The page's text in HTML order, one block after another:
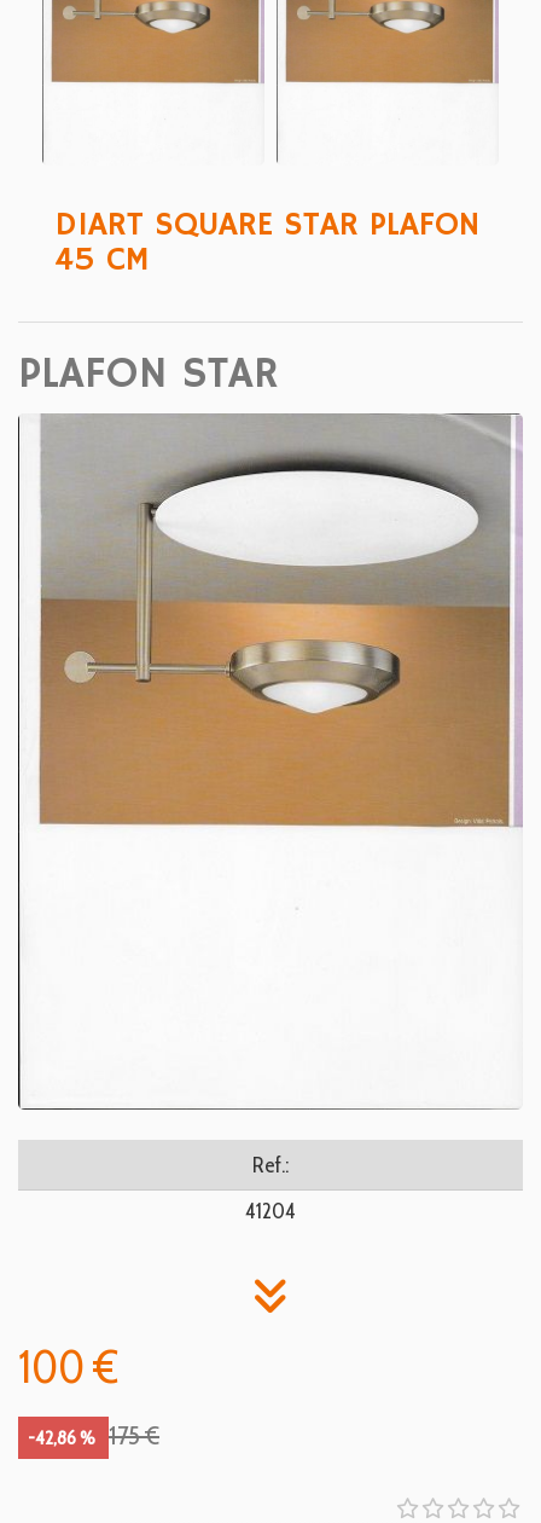
DIART SQUARE STAR PLAFON
45 CM
PLAFON STAR
Ref.:
41204
100 €
-42,86 % 175 €